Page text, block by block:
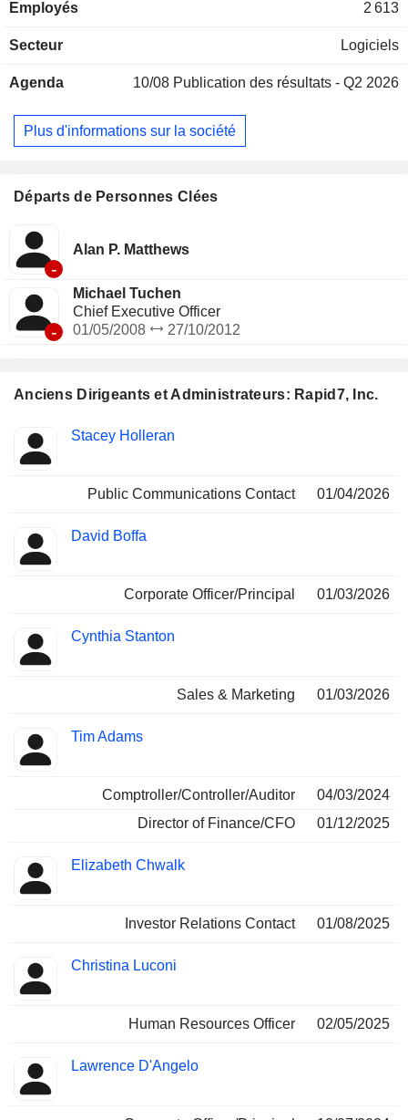
Anciens Dirigeants et Administrateurs: Rapid7, Inc.
Insider
Fonctions
occupées
Stacey Holleran
Public Communications Contact 01/04/2026
David Boffa
Corporate Officer/Principal 01/03/2026
Cynthia Stanton
Sales & Marketing 01/03/2026
Tim Adams
Comptroller/Controller/Auditor
04/03/2024
Director of Finance/CFO
01/12/2025
Elizabeth Chwalk
Investor Relations Contact 01/08/2025
Christina Luconi
Human Resources Officer 02/05/2025
Lawrence D'Angelo
menaces, des terminaux jusqu'au cloud, afin de combler les
des services de détection et de réponse, de gestion de
Ses offres de détection et de réponse proposent Managed
Response Services, Threat Intelligence, Managed Digital
Risk Protection et Vector Command. Ses offres de gestion
Management. Ses autres fonctionnalités et services
Vulnerability Management, Managed Application Security
(MAS) et Penetration Testing.
Employés 2 613
Secteur Logiciels
Agenda 10/08 Publication des résultats - Q2 2026
Plus d'informations sur la société
Départs de Personnes Clées
-
Alan P. Matthews
-
Michael Tuchen
Chief Executive Officer
01/05/2008
27/10/2012